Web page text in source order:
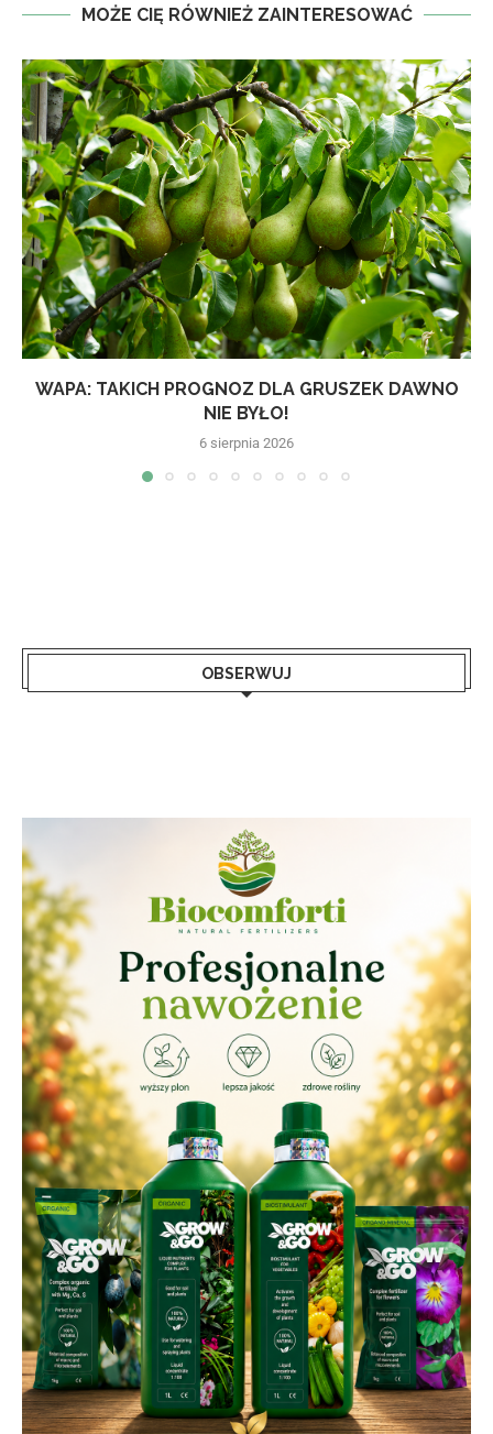
MOŻE CIĘ RÓWNIEŻ ZAINTERESOWAĆ
WAPA: TAKICH PROGNOZ DLA GRUSZEK DAWNO
NIE BYŁO!
6 sierpnia 2026
OBSERWUJ